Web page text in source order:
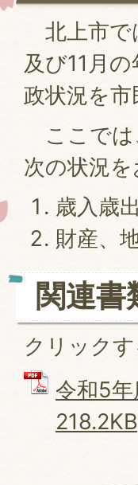
北上市で
及び11月
政状況を
ここでは
次の状況を
歳入歳
財産、
関連
クリック
令和5